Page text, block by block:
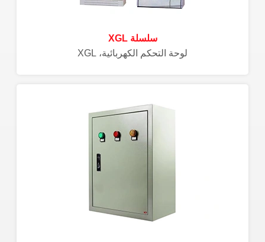
سلسلة XGL
لوحة التحكم الكهربائية، XGL